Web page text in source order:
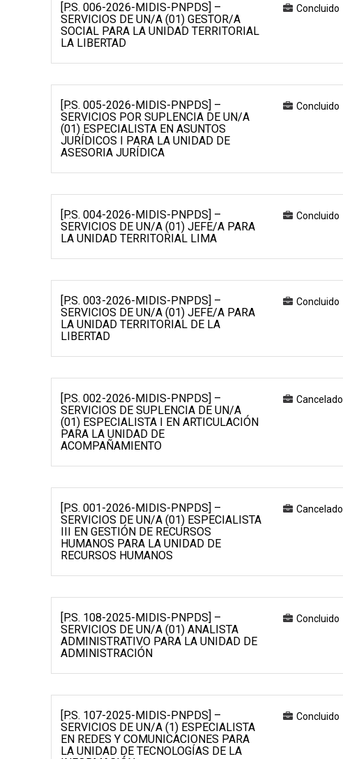
[P.S. 006-2026-MIDIS-PNPDS] –
SERVICIOS DE UN/A (01) GESTOR/A
SOCIAL PARA LA UNIDAD TERRITORIAL
LA LIBERTAD
Concluido
[P.S. 005-2026-MIDIS-PNPDS] –
SERVICIOS POR SUPLENCIA DE UN/A
(01) ESPECIALISTA EN ASUNTOS
JURÍDICOS I PARA LA UNIDAD DE
ASESORIA JURÍDICA
Concluido
[P.S. 004-2026-MIDIS-PNPDS] –
SERVICIOS DE UN/A (01) JEFE/A PARA
LA UNIDAD TERRITORIAL LIMA
Concluido
[P.S. 003-2026-MIDIS-PNPDS] –
SERVICIOS DE UN/A (01) JEFE/A PARA
LA UNIDAD TERRITORIAL DE LA
LIBERTAD
Concluido
[P.S. 002-2026-MIDIS-PNPDS] –
SERVICIOS DE SUPLENCIA DE UN/A
(01) ESPECIALISTA I EN ARTICULACIÓN
PARA LA UNIDAD DE
ACOMPAÑAMIENTO
Cancelado
[P.S. 001-2026-MIDIS-PNPDS] –
SERVICIOS DE UN/A (01) ESPECIALISTA
III EN GESTIÓN DE RECURSOS
HUMANOS PARA LA UNIDAD DE
RECURSOS HUMANOS
Cancelado
[P.S. 108-2025-MIDIS-PNPDS] –
SERVICIOS DE UN/A (01) ANALISTA
ADMINISTRATIVO PARA LA UNIDAD DE
ADMINISTRACIÓN
Concluido
[P.S. 107-2025-MIDIS-PNPDS] –
SERVICIOS DE UN/A (1) ESPECIALISTA
EN REDES Y COMUNICACIONES PARA
LA UNIDAD DE TECNOLOGÍAS DE LA
Concluido